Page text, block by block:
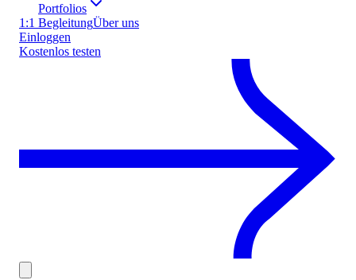
Portfolios
1:1 BegleitungÜber uns
Einloggen
Kostenlos testen